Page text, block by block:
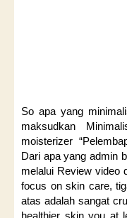
So apa yang
maksudkan
moisterizer
Dari apa yang admin
melalui Review video
focus on skin care,
atas adalah sangat
healthier skin you at